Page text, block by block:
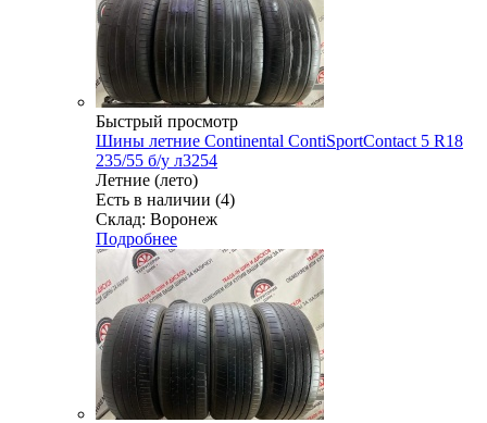
Быстрый просмотр
Шины летние Continental ContiSportContact 5 R18
235/55 б/у л3254
Летние (лето)
Есть в наличии (4)
Склад: Воронеж
Подробнее